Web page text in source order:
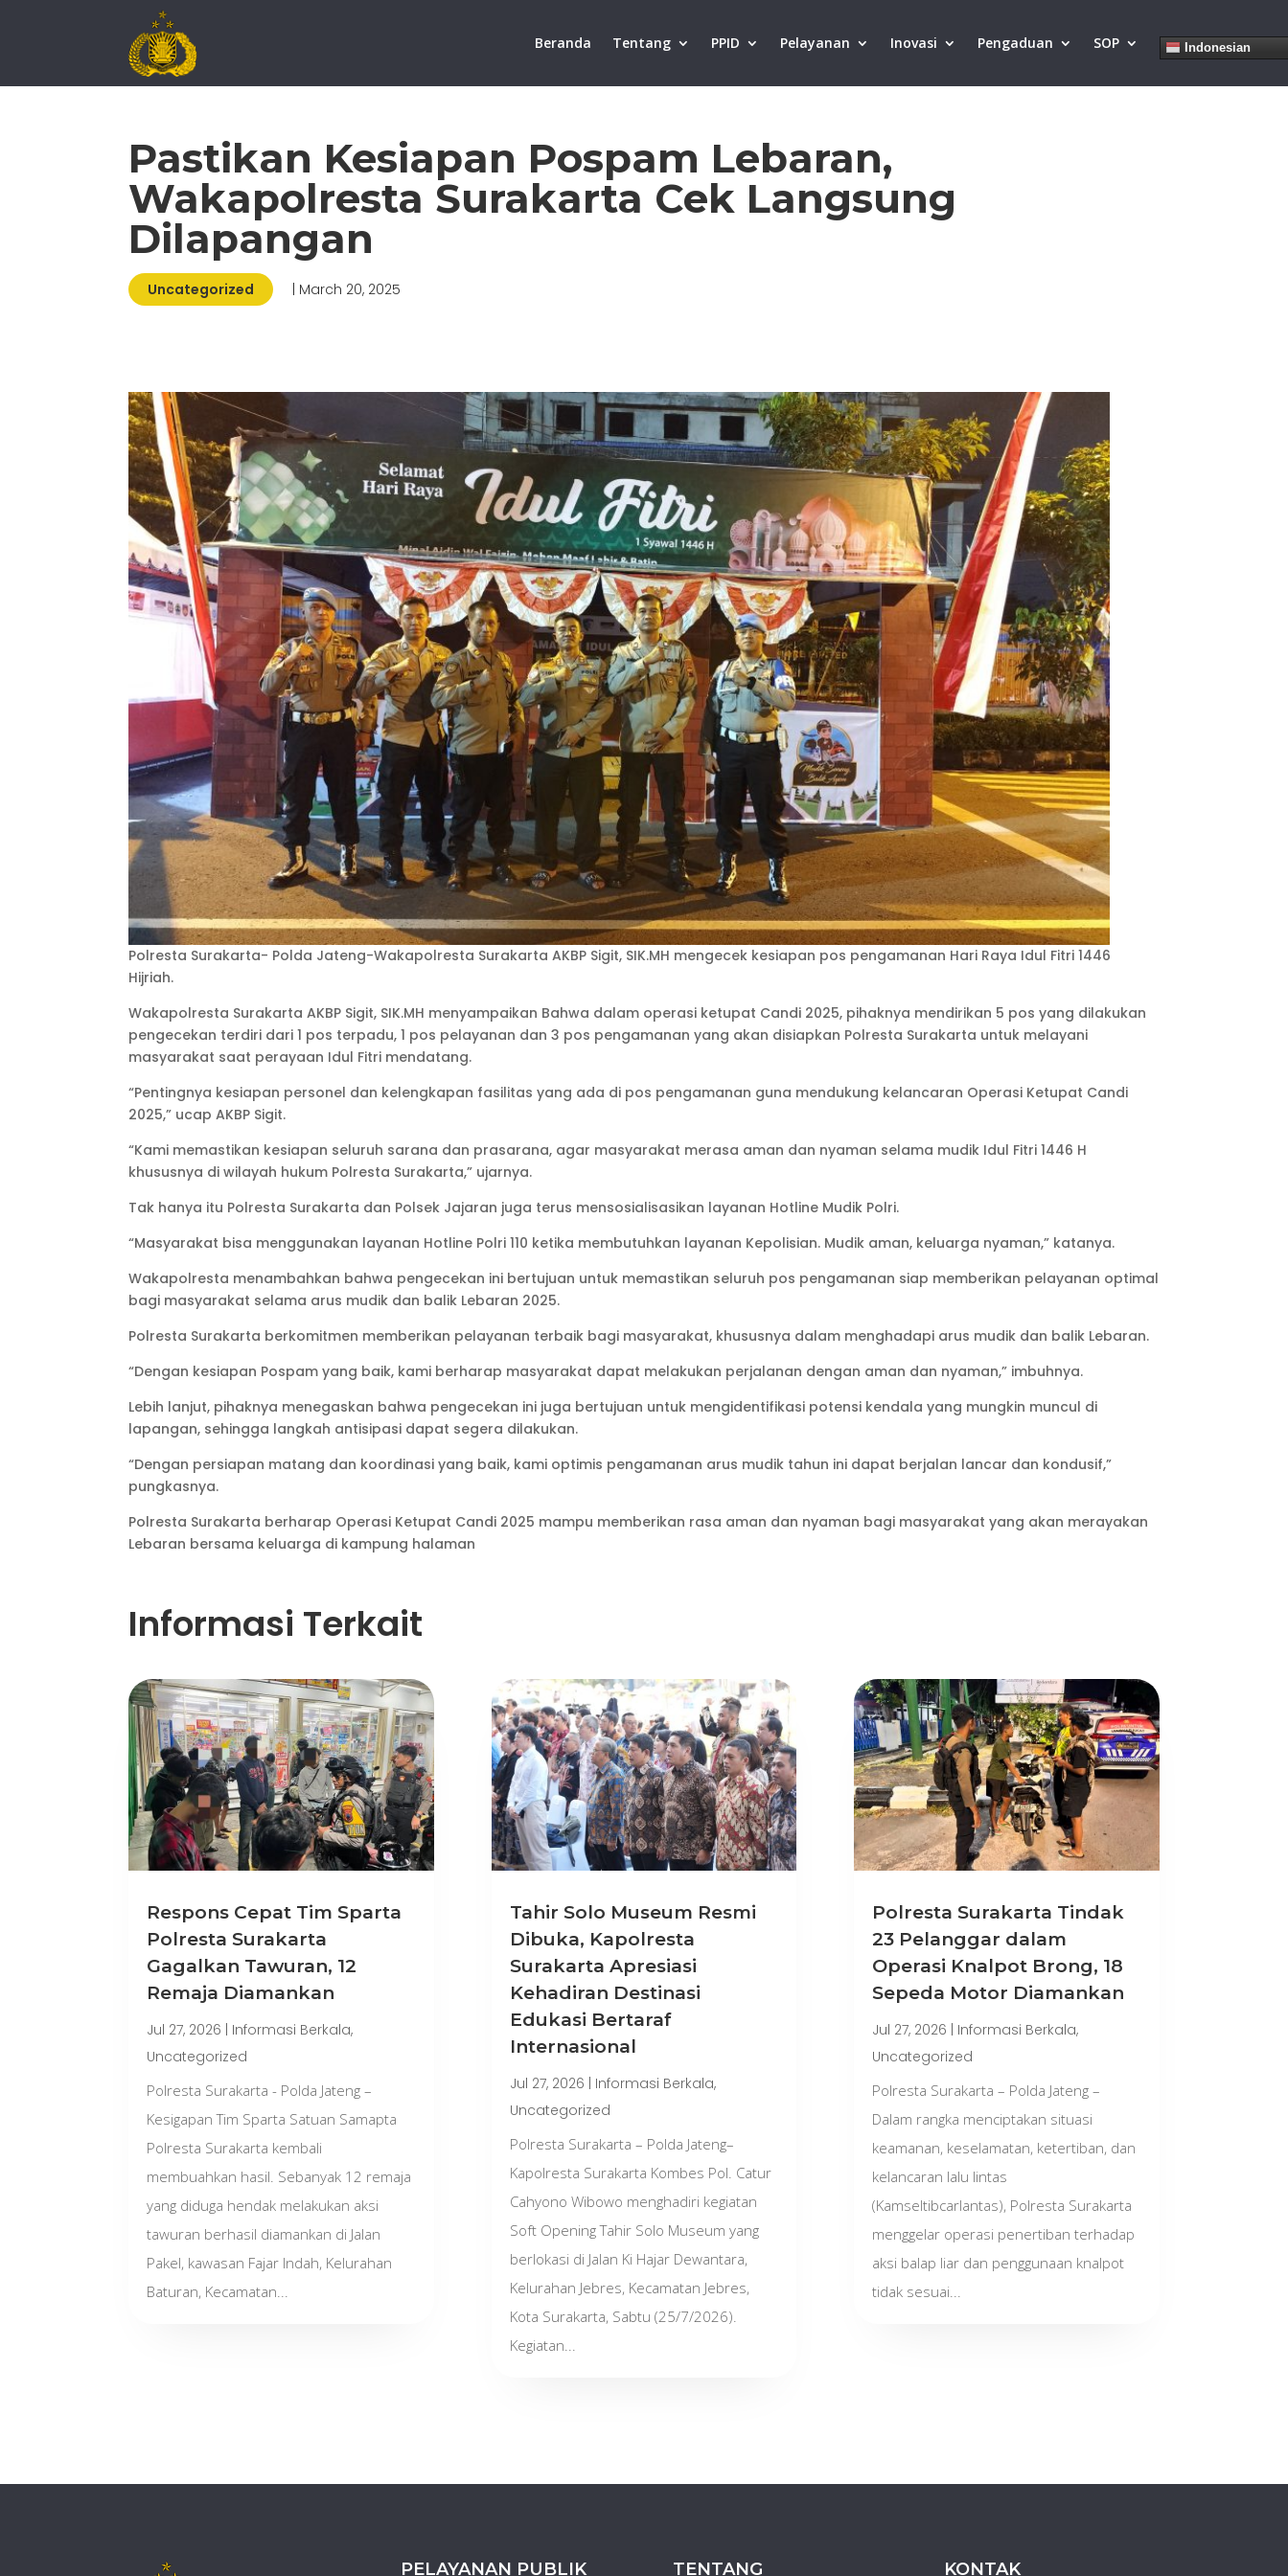
Beranda Tentang PPID Pelayanan Inovasi Pengaduan SOP Indonesian
Pastikan Kesiapan Pospam Lebaran,
Wakapolresta Surakarta Cek Langsung
Dilapangan
Uncategorized | March 20, 2025
Polresta Surakarta- Polda Jateng-Wakapolresta Surakarta AKBP Sigit, SIK.MH mengecek kesiapan pos pengamanan Hari Raya Idul Fitri 1446
Hijriah.
Wakapolresta Surakarta AKBP Sigit, SIK.MH menyampaikan Bahwa dalam operasi ketupat Candi 2025, pihaknya mendirikan 5 pos yang dilakukan
pengecekan terdiri dari 1 pos terpadu, 1 pos pelayanan dan 3 pos pengamanan yang akan disiapkan Polresta Surakarta untuk melayani
masyarakat saat perayaan Idul Fitri mendatang.
“Pentingnya kesiapan personel dan kelengkapan fasilitas yang ada di pos pengamanan guna mendukung kelancaran Operasi Ketupat Candi
2025,” ucap AKBP Sigit.
“Kami memastikan kesiapan seluruh sarana dan prasarana, agar masyarakat merasa aman dan nyaman selama mudik Idul Fitri 1446 H
khususnya di wilayah hukum Polresta Surakarta,” ujarnya.
Tak hanya itu Polresta Surakarta dan Polsek Jajaran juga terus mensosialisasikan layanan Hotline Mudik Polri.
“Masyarakat bisa menggunakan layanan Hotline Polri 110 ketika membutuhkan layanan Kepolisian. Mudik aman, keluarga nyaman,” katanya.
Wakapolresta menambahkan bahwa pengecekan ini bertujuan untuk memastikan seluruh pos pengamanan siap memberikan pelayanan optimal
bagi masyarakat selama arus mudik dan balik Lebaran 2025.
Polresta Surakarta berkomitmen memberikan pelayanan terbaik bagi masyarakat, khususnya dalam menghadapi arus mudik dan balik Lebaran.
“Dengan kesiapan Pospam yang baik, kami berharap masyarakat dapat melakukan perjalanan dengan aman dan nyaman,” imbuhnya.
Lebih lanjut, pihaknya menegaskan bahwa pengecekan ini juga bertujuan untuk mengidentifikasi potensi kendala yang mungkin muncul di
lapangan, sehingga langkah antisipasi dapat segera dilakukan.
“Dengan persiapan matang dan koordinasi yang baik, kami optimis pengamanan arus mudik tahun ini dapat berjalan lancar dan kondusif,”
pungkasnya.
Polresta Surakarta berharap Operasi Ketupat Candi 2025 mampu memberikan rasa aman dan nyaman bagi masyarakat yang akan merayakan
Lebaran bersama keluarga di kampung halaman
Informasi Terkait
Respons Cepat Tim Sparta
Polresta Surakarta
Gagalkan Tawuran, 12
Remaja Diamankan
Jul 27, 2026 Informasi Berkala,
Uncategorized
Polresta Surakarta - Polda Jateng –
Kesigapan Tim Sparta Satuan Samapta
Polresta Surakarta kembali
membuahkan hasil. Sebanyak 12 remaja
yang diduga hendak melakukan aksi
tawuran berhasil diamankan di Jalan
Pakel, kawasan Fajar Indah, Kelurahan
Baturan, Kecamatan...
Tahir Solo Museum Resmi
Dibuka, Kapolresta
Surakarta Apresiasi
Kehadiran Destinasi
Edukasi Bertaraf
Internasional
Jul 27, 2026 Informasi Berkala,
Uncategorized
Polresta Surakarta – Polda Jateng–
Kapolresta Surakarta Kombes Pol. Catur
Cahyono Wibowo menghadiri kegiatan
Soft Opening Tahir Solo Museum yang
berlokasi di Jalan Ki Hajar Dewantara,
Kelurahan Jebres, Kecamatan Jebres,
Kota Surakarta, Sabtu (25/7/2026).
Kegiatan...
Polresta Surakarta Tindak
23 Pelanggar dalam
Operasi Knalpot Brong, 18
Sepeda Motor Diamankan
Jul 27, 2026 Informasi Berkala,
Uncategorized
Polresta Surakarta – Polda Jateng –
Dalam rangka menciptakan situasi
keamanan, keselamatan, ketertiban, dan
kelancaran lalu lintas
(Kamseltibcarlantas), Polresta Surakarta
menggelar operasi penertiban terhadap
aksi balap liar dan penggunaan knalpot
tidak sesuai...
PELAYANAN PUBLIK TENTANG KONTAK